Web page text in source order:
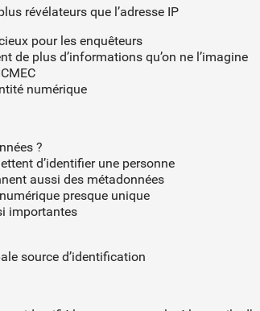
révélateurs que l’adresse IP
pour les enquêteurs
de plus d’informations qu’on ne l’imagine
numérique
?
d’identifier une personne
aussi des métadonnées
presque unique
importantes
source d’identification